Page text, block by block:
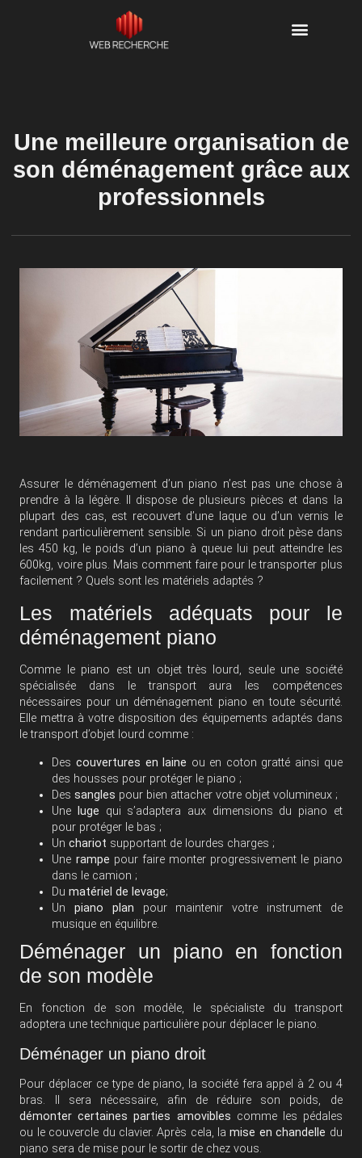
Une meilleure organisation de
son déménagement grâce aux
professionnels
Assurer le déménagement d’un piano n’est pas une chose à
prendre à la légère. Il dispose de plusieurs pièces et dans la
plupart des cas, est recouvert d’une laque ou d’un vernis le
rendant particulièrement sensible. Si un piano droit pèse dans
les 450 kg, le poids d’un piano à queue lui peut atteindre les
600kg, voire plus. Mais comment faire pour le transporter plus
facilement ? Quels sont les matériels adaptés ?
Les matériels adéquats pour le
déménagement piano
Comme le piano est un objet très lourd, seule une société
spécialisée dans le transport aura les compétences
nécessaires pour un déménagement piano en toute sécurité.
Elle mettra à votre disposition des équipements adaptés dans
le transport d’objet lourd comme :
Des couvertures en laine ou en coton gratté ainsi que
des housses pour protéger le piano ;
Dessangles pour bien attacher votre objet volumineux ;
Une
luge qui s’adaptera aux dimensions du piano et
pour protéger le bas ;
Unchariot supportant de lourdes charges ;
Une rampe pour faire monter progressivement le piano
dans le camion ;
Dumatériel de levage;
Unpiano plan pour maintenir votre instrument de
musique en équilibre.
Déménager un piano en fonction
de son modèle
En fonction de son modèle, le spécialiste du transport
adoptera une technique particulière pour déplacer le piano.
Déménager un piano droit
Pour déplacer ce type de piano, la société fera appel à 2 ou 4
bras. Il sera nécessaire, afin de réduire son poids, de
démonter certaines parties amovibles comme les pédales
ou le couvercle du clavier. Après cela, lamise en chandelle du
piano sera de mise pour le sortir de chez vous.